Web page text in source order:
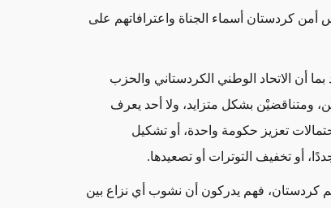
أمن كردستان أسماء الجناة واعترافاتهم على
أن الاتحاد الوطني الكردستاني والحزب
ومتناقضيْن بشكل متزايد، ولا أحد يعرف
تعزيز حكومة واحدة، أو تشكيل
أو تخفيف التوترات أو تصعيدها.
كردستان، فهم يدركون أن نشوب أي نزاع بين